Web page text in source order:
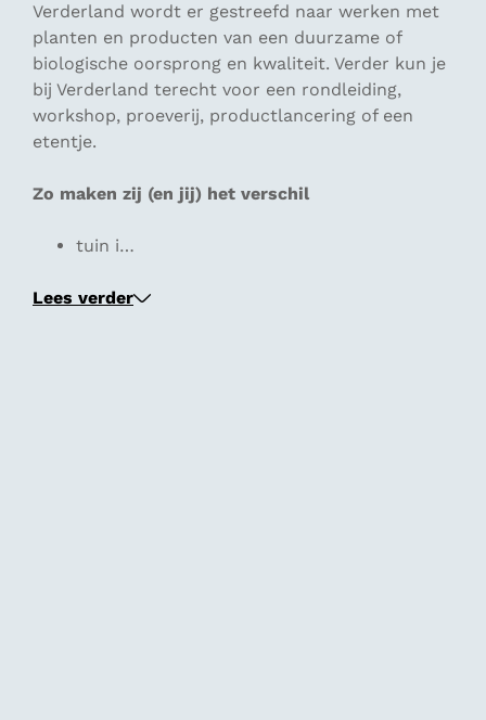
Verderland wordt er gestreefd naar werken met
planten en producten van een duurzame of
biologische oorsprong en kwaliteit. Verder kun je
bij Verderland terecht voor een rondleiding,
workshop, proeverij, productlancering of een
etentje.
Zo maken zij (en jij) het verschil
tuin i…
Lees verder